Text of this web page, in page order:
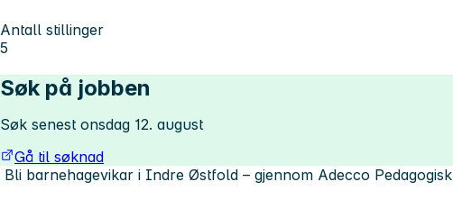
Antall stillinger
5
Søk på jobben
Søk senest onsdag 12. august
Gå til søknad
Bli barnehagevikar i Indre Østfold – gjennom Adecco Pedagogisk